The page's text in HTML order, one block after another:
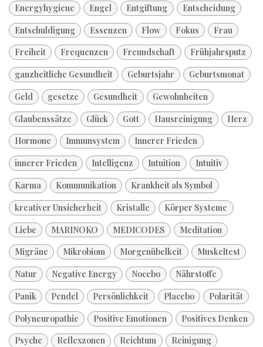
Energyhygiene
Engel Entgiftung
Entscheidung
Entschuldigung
Essenzen Flow Fokus
Frau
Freiheit
Frequenzen Freundschaft
Frühjahrsputz
ganzheitliche Gesundheit
Geburtsjahr
Geburtsmonat
Geld
gesetze Gesundheit
Gewohnheiten
Glaubenssätze
Glück Gott Hausreinigung
Herz
Hormone
Immunsystem
Innerer Frieden
innerer Frieden
Intelligenz Intuition
Intuitiv
Karma
Kommunikation
Krankheit als Symbol
kreativer Unsicherheit
Kristalle
Körper Systeme
Liebe
MARINOKO MEDICODES
Meditation
Migräne
Mikrobiom Morgenübelkeit
Muskeltest
Natur
Negative Energy Nocebo
Nährstoffe
Panik
Pendel Persönlichkeit Placebo
Polarität
Polyneuropathie
Positive Emotionen
Positives Denken
Psyche
Reflexzonen Reichtum
Reinigung